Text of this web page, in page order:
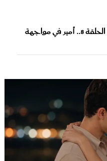
مسلسل اسطنبول رأسًا على عقب الحلقة 8.. أمير في مواجهة